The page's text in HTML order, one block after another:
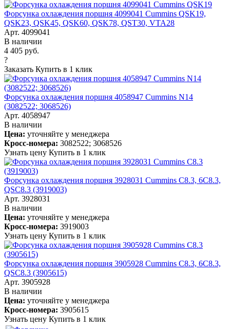
Форсунка охлаждения поршня 4099041 Cummins QSK19,
QSK23, QSK45, QSK60, QSK78, QST30, VTA28
Арт. 4099041
В наличии
4 405 руб.
?
Заказать Купить в 1 клик
Форсунка охлаждения поршня 4058947 Cummins N14
(3082522; 3068526)
Арт. 4058947
В наличии
Цена: уточняйте у менеджера
Кросс-номера: 3082522; 3068526
Узнать цену Купить в 1 клик
Форсунка охлаждения поршня 3928031 Cummins C8.3, 6C8.3,
QSC8.3 (3919003)
Арт. 3928031
В наличии
Цена: уточняйте у менеджера
Кросс-номера: 3919003
Узнать цену Купить в 1 клик
Форсунка охлаждения поршня 3905928 Cummins C8.3, 6C8.3,
QSC8.3 (3905615)
Арт. 3905928
В наличии
Цена: уточняйте у менеджера
Кросс-номера: 3905615
Узнать цену Купить в 1 клик